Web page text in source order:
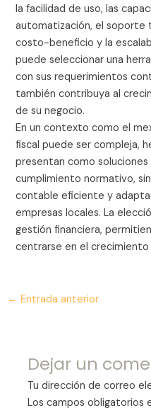
la facilidad de uso, las
automatización, el soporte
costo-beneficio y la
puede seleccionar una
con sus requerimientos
también contribuya al
de su negocio.
En un contexto como el
fiscal puede ser compleja,
presentan como
cumplimiento normativo,
contable eficiente y
empresas locales. La
gestión financiera,
centrarse en el
← Entrada anterior
Dejar un
Tu dirección de correo
Los campos obligatorios